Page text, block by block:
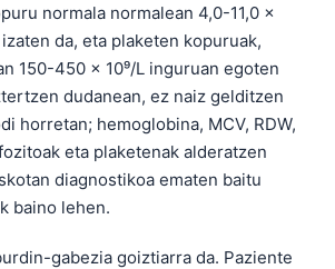
normala normalean 4,0-11,0 x
da, eta plaketen kopuruak,
150-450 x 10⁹/L inguruan egoten
dudanean, ez naiz gelditzen
horretan; hemoglobina, MCV, RDW,
eta plaketenak alderatzen
diagnostikoa ematen baitu
baino lehen.
gabezia goiztiarra da. Paziente